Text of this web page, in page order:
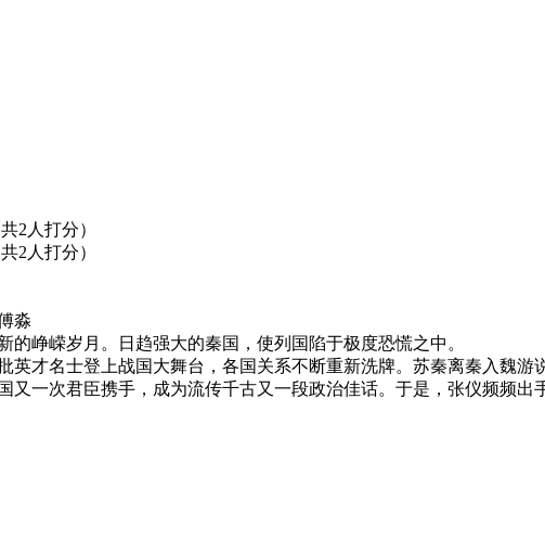
2人打分）
2人打分）
淼
的峥嵘岁月。日趋强大的秦国，使列国陷于极度恐慌之中。
英才名士登上战国大舞台，各国关系不断重新洗牌。苏秦离秦入魏游
又一次君臣携手，成为流传千古又一段政治佳话。于是，张仪频频